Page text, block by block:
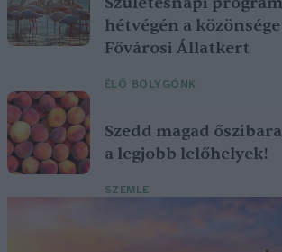
hétvégén a
Fővárosi Állatkert
ÉLŐ BOLYGÓNK
Szedd magad
a legjobb lelőhelyek!
SZEMLE